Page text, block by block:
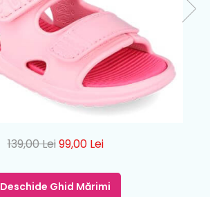
139,00 Lei99,00 Lei
Deschide Ghid Mărimi